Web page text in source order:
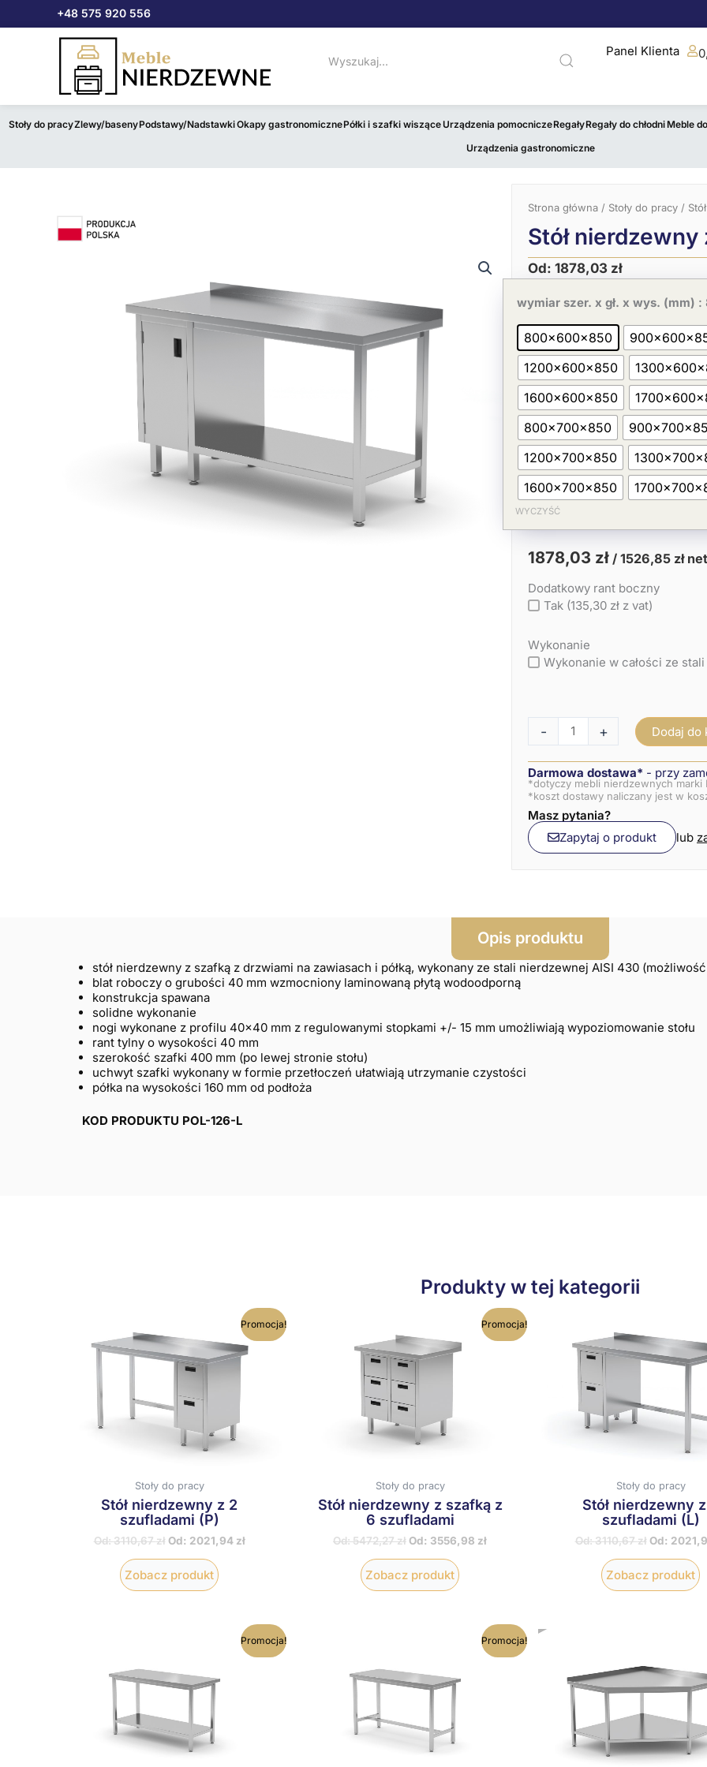
+48 575 920 556
Panel Klienta
Stoły do pracyZlewy/basenyPodstawy/NadstawkiOkapy gastronomicznePółki i szafki wisząceUrządzenia pomocniczeRegałyRegały do chłodniMeble
Urządzenia gastronomiczne
Strona główna / Stoły do pracy /
Stół nierdzewny
Od: 1878,03 zł
wymiar szer. x gł. x wys. (mm) :
800x600x850
1200x600x850
1600x600x850
800x700x850
1200x700x850
1600x700x850
WYCZYŚĆ
Pierwotna
cena
wynosiła:
2889,27 zł.
1878,03 zł
Aktualna
cena
wynosi:
1878,03 zł.
/ 1526,85 zł
Dodatkowy rant boczny
Tak (135,30 zł z vat)
Wykonanie
Wykonanie w całości ze
-
Stół
z
półką
+
szafka
(L)
+ Dodaj do
Darmowa dostawa* - przy
*dotyczy mebli nierdzewnych marki
*koszt dostawy naliczany jest w
Masz pytania?
Zapytaj o produkt
lub
Opis produktu
stół nierdzewny z szafką z drzwiami na zawiasach i półką, wykonany ze stali nierdzewnej AISI 430
blat roboczy o grubości 40 mm wzmocniony laminowaną płytą wodoodporną
konstrukcja spawana
solidne wykonanie
nogi wykonane z profilu 40×40 mm z regulowanymi stopkami +/- 15 mm umożliwiają wypoziomowanie stołu
rant tylny o wysokości 40 mm
szerokość szafki 400 mm (po lewej stronie stołu)
uchwyt szafki wykonany w formie przetłoczeń ułatwiają utrzymanie czystości
półka na wysokości 160 mm od podłoża
KOD PRODUKTU POL-126-L
Produkty w tej kategorii
Promocja!
Stoły do pracy
Stół nierdzewny z 2
szufladami (P)
Od:3110,67zł Od: 2021,94 zł
Zobacz produkt
produkt
ma
wiele
Opcje
wybrać
na
stronie
Promocja!
Stoły do pracy
Stół nierdzewny z szafką z
6 szufladami
Od:5472,27zł Od: 3556,98 zł
Zobacz produkt
produkt
ma
Stoły do pracy
Stół nierdzewny
szufladami (L)
Od:3110,67zł Od:
Zobacz produkt
Promocja!
produkt
wiele
Promocja!
produkt
wiele